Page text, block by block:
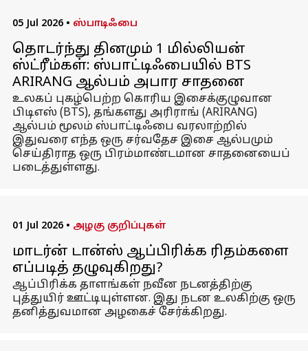
05 Jul 2026 • ஸ்பாடிஃபை
தொடர்ந்து தினமும் 1 மில்லியன்
ஸ்ட்ரீம்கள்: ஸ்பாட்டிஃபையில் BTS
ARIRANG ஆல்பம் அபார சாதனை
உலகப் புகழ்பெற்ற கொரிய இசைக்குழுவான
பிடிஎஸ் (BTS), தங்களது அரிராங் (ARIRANG)
ஆல்பம் மூலம் ஸ்பாட்டிஃபை வரலாற்றில்
இதுவரை எந்த ஒரு சர்வதேச இசை ஆல்பமும்
செய்திராத ஒரு பிரம்மாண்டமான சாதனையைப்
படைத்துள்ளது.
01 Jul 2026 • அழகு குறிப்புகள்
மாடர்ன் டான்ஸ் ஆப்பிரிக்க ரிதம்களை
எப்படித் தழுவுகிறது?
ஆப்பிரிக்க தாளங்கள் நவீன நடனத்திற்கு
புத்துயிர் ஊட்டியுள்ளன. இது நடன உலகிற்கு ஒரு
தனித்துவமான அழகைச் சேர்க்கிறது.